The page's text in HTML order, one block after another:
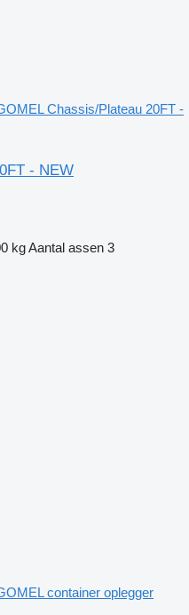
Chassis/Plateau 20FT -
- NEW
kgAantal assen 3
container oplegger